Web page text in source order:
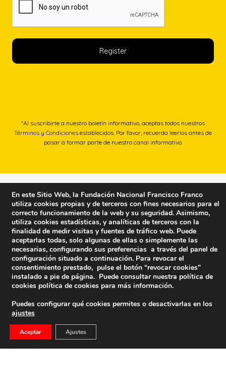
*Al suscribirte a nuestro boletín informativo, aceptas todos nuestros
Términos y Condiciones establecidos. Por favor, recuerda leerlos antes de
pasar a formar parte de nuestro canal informativo.
Calle Edgar Neville, 1 -1º Izq
(antes calle General Moscardó)
En este Sitio Web, la Fundación Nacional Francisco Franco
utiliza cookies propias y de terceros con fines necesarios para el
correcto funcionamiento de la web y su seguridad. Asimismo,
utiliza cookies estadísticas, y analíticas de terceros con la
finalidad de medir visitas y fuentes de tráfico web. Puede
aceptarlas todas, solo algunas de ellas o simplemente las
necesarias, configurando sus preferencias a través del panel de
configuración situado a continuación. Para revocar el
consentimiento prestado, pulse el botón “revocar cookies”
instalado a pie de página. Puede consultar nuestra política de
cookies política de cookies para más información.
Puedes configurar qué cookies permites o desactivarlas en los
ajustes
Aceptar Ajustes